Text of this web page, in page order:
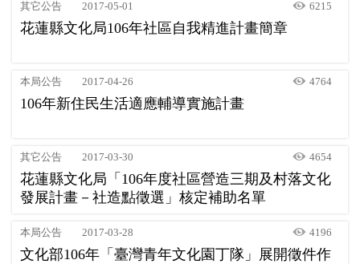
其它公告 2017-05-01 6215
花蓮縣文化局106年社區自我精進計畫簡章
本局公告 2017-04-26 4764
106年新住民生活適應輔導實施計畫
其它公告 2017-03-30 4654
花蓮縣文化局「106年度社區營造三期及村落文化
發展計畫－社造點徵選」核定補助名單
本局公告 2017-03-28 4196
文化部106年「臺灣青年文化園丁隊」展開徵件作